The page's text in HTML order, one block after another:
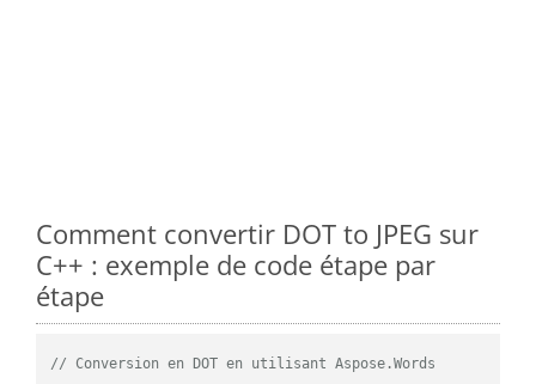
Comment convertir DOT to JPEG sur
C++ : exemple de code étape par
étape
// Conversion en DOT en utilisant Aspose.Words